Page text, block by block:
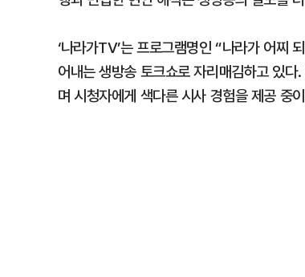
‘나라가TV’는 프로그램명인 “나라가 어찌
어내는 생방송 토크쇼로 자리매김하고 있
며 시청자에게 색다른 시사 경험을 제공 중